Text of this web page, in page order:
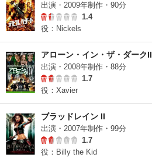
出演・2009年制作・90分
1.4
役：Nickels
アローン・イン・ザ・ダークII
出演・2008年制作・88分
1.7
役：Xavier
ブラッドレイン II
出演・2007年制作・99分
1.7
役：Billy the Kid